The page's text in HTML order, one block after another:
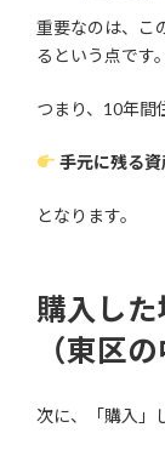
重要なのは、こ
るという点です。
つまり、10年間
手元に残る
となります。
購入し
（東区
次に、「購入」